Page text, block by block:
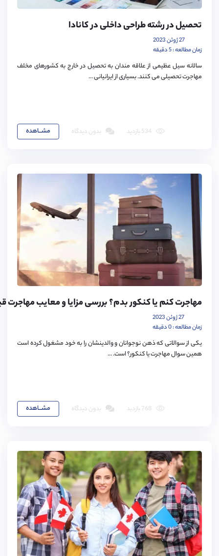
تحصیل در رشته طراحی داخلی در کانادا
27 ژوئن 2023
زمان مطالعه : 5 دقیقه
سالانه سیل عظیمی از علاقه مندان به تحصیل در خارج به کشورهای مخلف
مهاجرت تحصیلی می کنند. بسیاری از ایرانیانی ...
مشـــاهده بدون دیدگاه
مهاجرت کنم یا کنکور بدم؟ بررسی مزایا و معایب مهاجرت
27 ژوئن 2023
زمان مطالعه : 0 دقیقه
یکی از سوالاتی که ذهن نوجوانان و والدینشان را به خود مشغول کرده است
همین سوال مهاجرت یا کنکور؟ است. ...
مشـــاهده بدون دیدگاه